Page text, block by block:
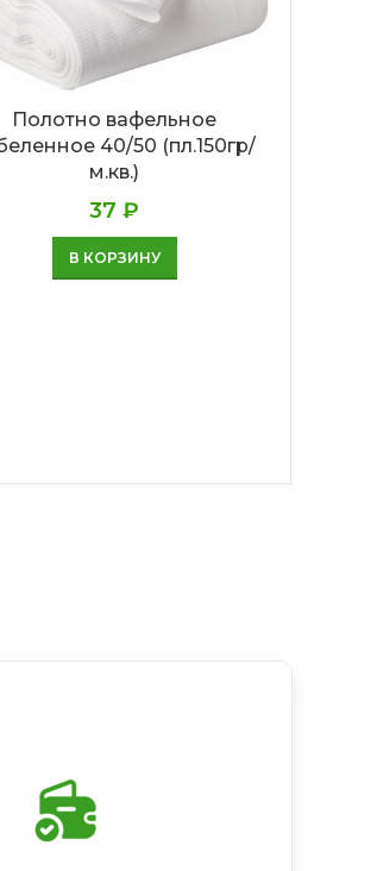
Полотно вафельное
40/50 (пл.150гр/
м.кв.)
37₽
В КОРЗИНУ